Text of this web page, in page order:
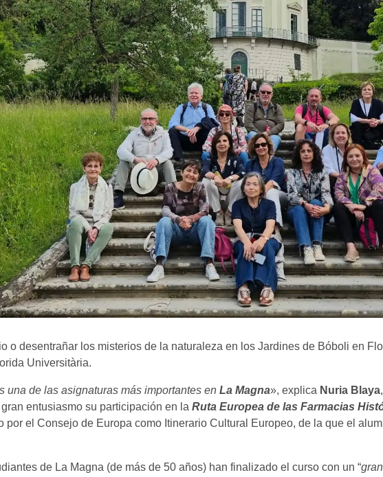
o desentrañar los misterios de la naturaleza en los Jardines de Bóboli en
Universitària.
una de las asignaturas más importantes en La Magna», explica Nuria Blaya
entusiasmo su participación en la Ruta Europea de las Farmacias
por el Consejo de Europa como Itinerario Cultural Europeo, de la que el
de La Magna (de más de 50 años) han finalizado el curso con un “